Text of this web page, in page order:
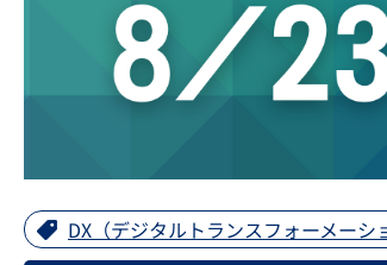
DX（デジタルトランスフォーメーシ